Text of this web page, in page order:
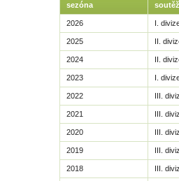
sezóna soutěž
2026 I.
2025 II.
2024 II.
2023 I.
2022 III.
2021 III.
2020 III.
2019 III.
2018 III.